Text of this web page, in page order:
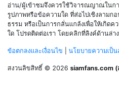
อ่าน/ผู้เข้าชมจึงควรใช้วิจารณญาณในก
รูปภาพหรือข้อความใด ที่ส่อไปเชิงลามก
ธรรม หรือเป็นการกลั่นแกล้งเพื่อให้เกิด
ใด โปรดติดต่อเรา โดยคลิกที่ลิงค์ด้านล่า
ข้อตกลงและเงื่อนไข นโยบายความเป็
สงวนลิขสิทธิ์ © 2026 siamfans.com